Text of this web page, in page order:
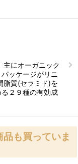
主にオーガニック
ッケージがリニ
脂質(セラミド)を
２９種の有効成
も買っていま